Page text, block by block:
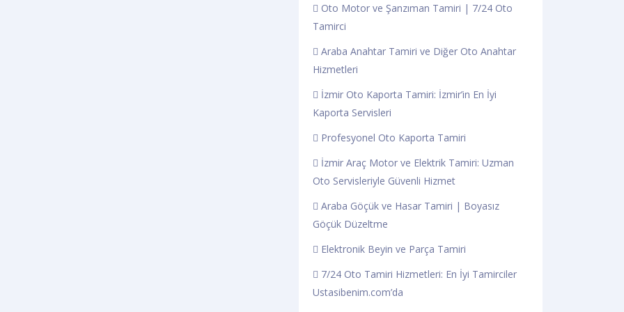
Oto Motor ve Şanzıman Tamiri | 7/24 Oto
Tamirci
Araba Anahtar Tamiri ve Diğer Oto Anahtar
Hizmetleri
İzmir Oto Kaporta Tamiri: İzmir’in En İyi
Kaporta Servisleri
Profesyonel Oto Kaporta Tamiri
İzmir Araç Motor ve Elektrik Tamiri: Uzman
Oto Servisleriyle Güvenli Hizmet
Araba Göçük ve Hasar Tamiri | Boyasız
Göçük Düzeltme
Elektronik Beyin ve Parça Tamiri
7/24 Oto Tamiri Hizmetleri: En İyi Tamirciler
Ustasibenim.com’da